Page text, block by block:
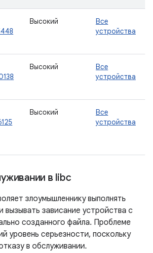
Высокий
Все
устройства
Высокий
Все
устройства
Высокий
Все
устройства
в libc
злоумышленнику выполнять
вызывать зависание устройства с
созданного файла. Проблеме
уровень серьезности, поскольку
в обслуживании.